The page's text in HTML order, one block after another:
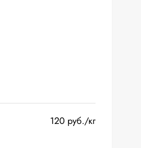
120 руб./кг